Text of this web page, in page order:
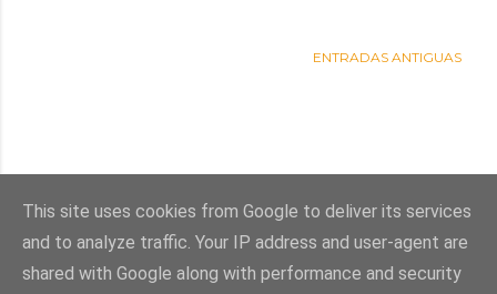
ENTRADAS ANTIGUAS
This site uses cookies from Google to deliver its services
and to analyze traffic. Your IP address and user-agent are
shared with Google along with performance and security